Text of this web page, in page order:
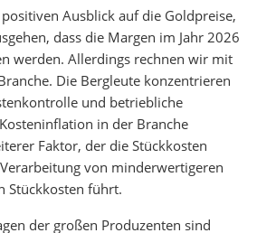
Ausblick auf die Goldpreise,
dass die Margen im Jahr 2026
werden. Allerdings rechnen wir mit
Die Bergleute konzentrieren
und betriebliche
in der Branche
Faktor, der die Stückkosten
von minderwertigeren
Stückkosten führt.
der großen Produzenten sind